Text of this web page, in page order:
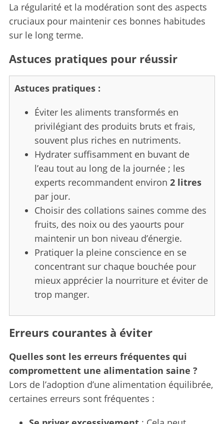
La régularité et la modération sont des aspects
cruciaux pour maintenir ces bonnes habitudes
sur le long terme.
Astuces pratiques pour réussir
Astuces pratiques :
Éviter les aliments transformés en
privilégiant des produits bruts et frais,
souvent plus riches en nutriments.
Hydrater suffisamment en buvant de
l’eau tout au long de la journée ; les
experts recommandent environ 2 litres
par jour.
Choisir des collations saines comme des
fruits, des noix ou des yaourts pour
maintenir un bon niveau d’énergie.
Pratiquer la pleine conscience en se
concentrant sur chaque bouchée pour
mieux apprécier la nourriture et éviter de
trop manger.
Erreurs courantes à éviter
Quelles sont les erreurs fréquentes qui
compromettent une alimentation saine ?
Lors de l’adoption d’une alimentation équilibrée,
certaines erreurs sont fréquentes :